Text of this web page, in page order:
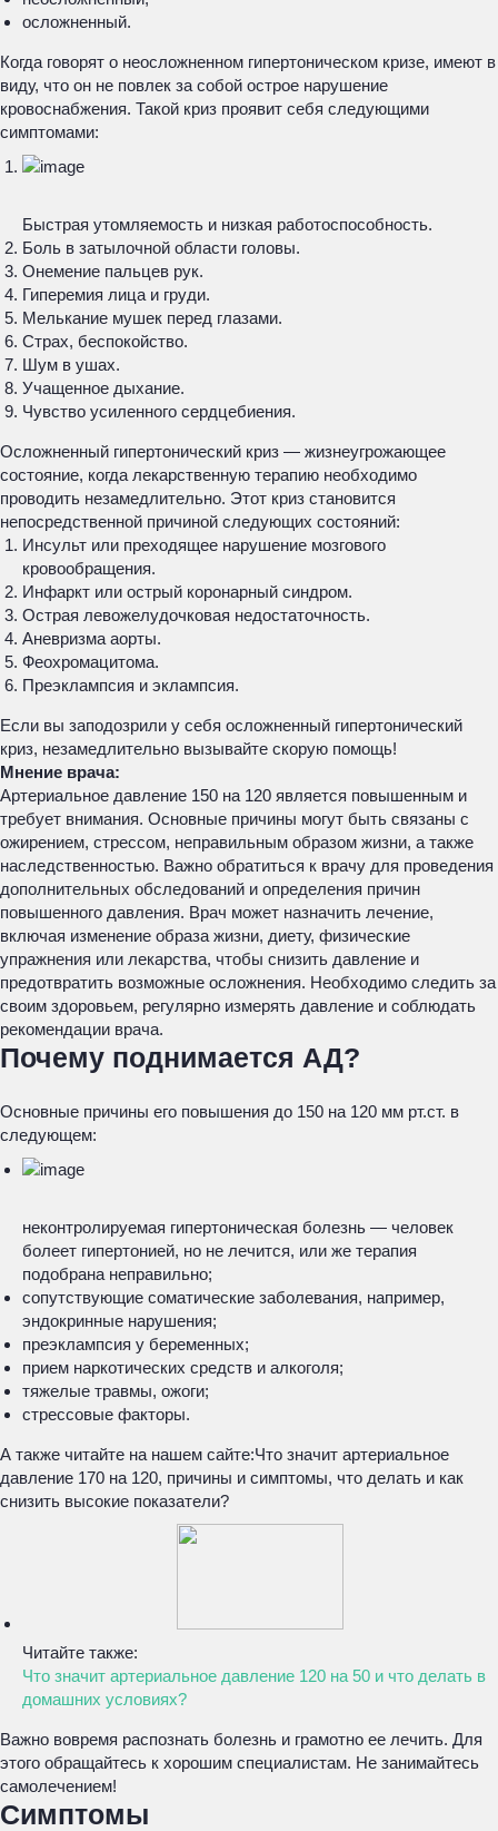
осложненный.
Когда говорят о неосложненном гипертоническом кризе, имеют в
виду, что он не повлек за собой острое нарушение
кровоснабжения. Такой криз проявит себя следующими
симптомами:
Быстрая утомляемость и низкая работоспособность.
Боль в затылочной области головы.
Онемение пальцев рук.
Гиперемия лица и груди.
Мелькание мушек перед глазами.
Страх, беспокойство.
Шум в ушах.
Учащенное дыхание.
Чувство усиленного сердцебиения.
Осложненный гипертонический криз — жизнеугрожающее
состояние, когда лекарственную терапию необходимо
проводить незамедлительно. Этот криз становится
непосредственной причиной следующих состояний:
Инсульт или преходящее нарушение мозгового
кровообращения.
Инфаркт или острый коронарный синдром.
Острая левожелудочковая недостаточность.
Аневризма аорты.
Феохромацитома.
Преэклампсия и эклампсия.
Если вы заподозрили у себя осложненный гипертонический
криз, незамедлительно вызывайте скорую помощь!
Мнение врача:
Артериальное давление 150 на 120 является повышенным и
требует внимания. Основные причины могут быть связаны с
ожирением, стрессом, неправильным образом жизни, а также
наследственностью. Важно обратиться к врачу для проведения
дополнительных обследований и определения причин
повышенного давления. Врач может назначить лечение,
включая изменение образа жизни, диету, физические
упражнения или лекарства, чтобы снизить давление и
предотвратить возможные осложнения. Необходимо следить за
своим здоровьем, регулярно измерять давление и соблюдать
рекомендации врача.
Почему поднимается АД?
Основные причины его повышения до 150 на 120 мм рт.ст. в
следующем:
неконтролируемая гипертоническая болезнь — человек
болеет гипертонией, но не лечится, или же терапия
подобрана неправильно;
сопутствующие соматические заболевания, например,
эндокринные нарушения;
преэклампсия у беременных;
прием наркотических средств и алкоголя;
тяжелые травмы, ожоги;
стрессовые факторы.
А также читайте на нашем сайте:Что значит артериальное
давление 170 на 120, причины и симптомы, что делать и как
снизить высокие показатели?
Читайте также:
Что значит артериальное давление 120 на 50 и что делать в
домашних условиях?
Важно вовремя распознать болезнь и грамотно ее лечить. Для
этого обращайтесь к хорошим специалистам. Не занимайтесь
самолечением!
Симптомы